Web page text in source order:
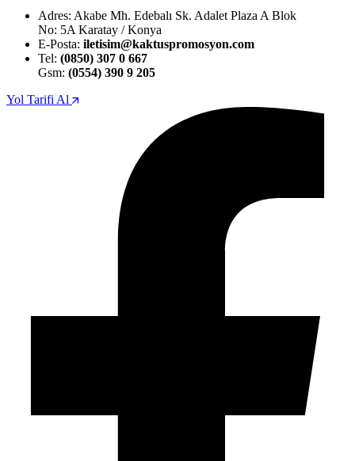
Adres: Akabe Mh. Edebalı Sk. Adalet Plaza A Blok
No: 5A Karatay / Konya
E-Posta: iletisim@kaktuspromosyon.com
Tel: (0850) 307 0 667
Gsm: (0554) 390 9 205
Yol Tarifi Al